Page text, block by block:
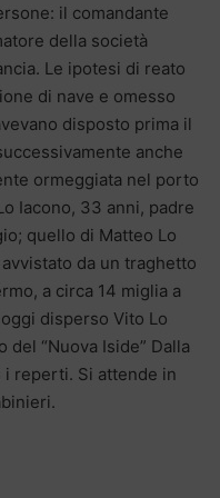
il comandante
della società
Le ipotesi di reato
di nave e omesso
disposto prima il
anche
ormeggiata nel porto
Iacono, 33 anni, padre
quello di Matteo Lo
da un traghetto
a circa 14 miglia a
disperso Vito Lo
“Nuova Iside” Dalla
reperti. Si attende in